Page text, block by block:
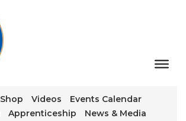
Shop Videos
Events Calendar
Apprenticeship News & Media